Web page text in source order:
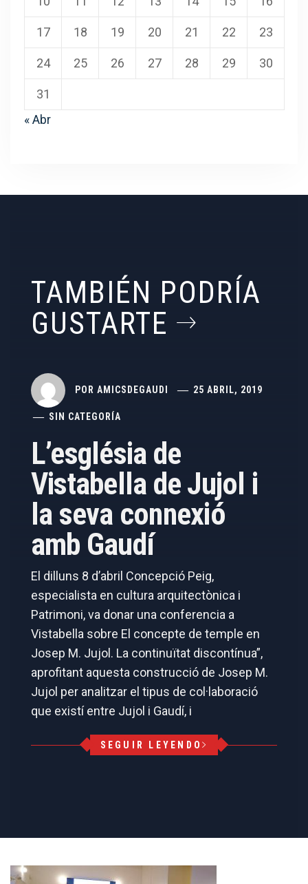
17 18 19 20 21 22 23
24 25 26 27 28 29 30
31
« Abr
TAMBIÉN PODRÍA
GUSTARTE
POR AMICSDEGAUDI 25 ABRIL, 2019
SIN CATEGORÍA
L’església de
Vistabella de Jujol i
la seva connexió
amb Gaudí
El dilluns 8 d’abril Concepció Peig,
especialista en cultura arquitectònica i
Patrimoni, va donar una conferencia a
Vistabella sobre El concepte de temple en
Josep M. Jujol. La continuïtat discontínua”,
aprofitant aquesta construcció de Josep M.
Jujol per analitzar el tipus de col·laboració
que existí entre Jujol i Gaudí, i
SEGUIR LEYENDO